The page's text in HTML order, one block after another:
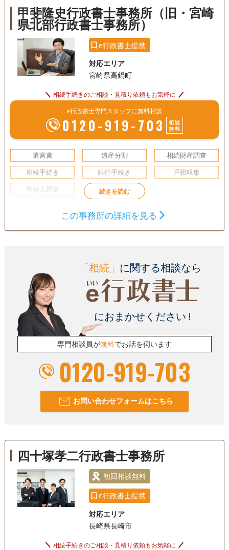
相続人調査
電話相談可 訪問可 土日相談可 初回相談無料
18時以降相談可 オンライン面談可
甲斐隆史行政書士事務所（旧・宮崎
県北部行政書士事務所）
e行政書士提携
対応エリア
宮崎県高鍋町
相続手続きのご相談・見積り依頼もお気軽に
e行政書士専門スタッフに無料相談
0120-919-703
相談
無料
遺言書 遺産分割
相続財産調査
相続手続き
銀行手続き
戸籍収集
相続人調査
この事務所の詳細を見る
「相続」 に関する相談なら
におまかせください !
専門相談員が無料でお話を伺います
0120-919-703
お問い合わせフォームはこちら
四十塚孝二行政書士事務所
初回相談無料
e行政書士提携
対応エリア
長崎県長崎市
相続手続きのご相談・見積り依頼もお気軽に